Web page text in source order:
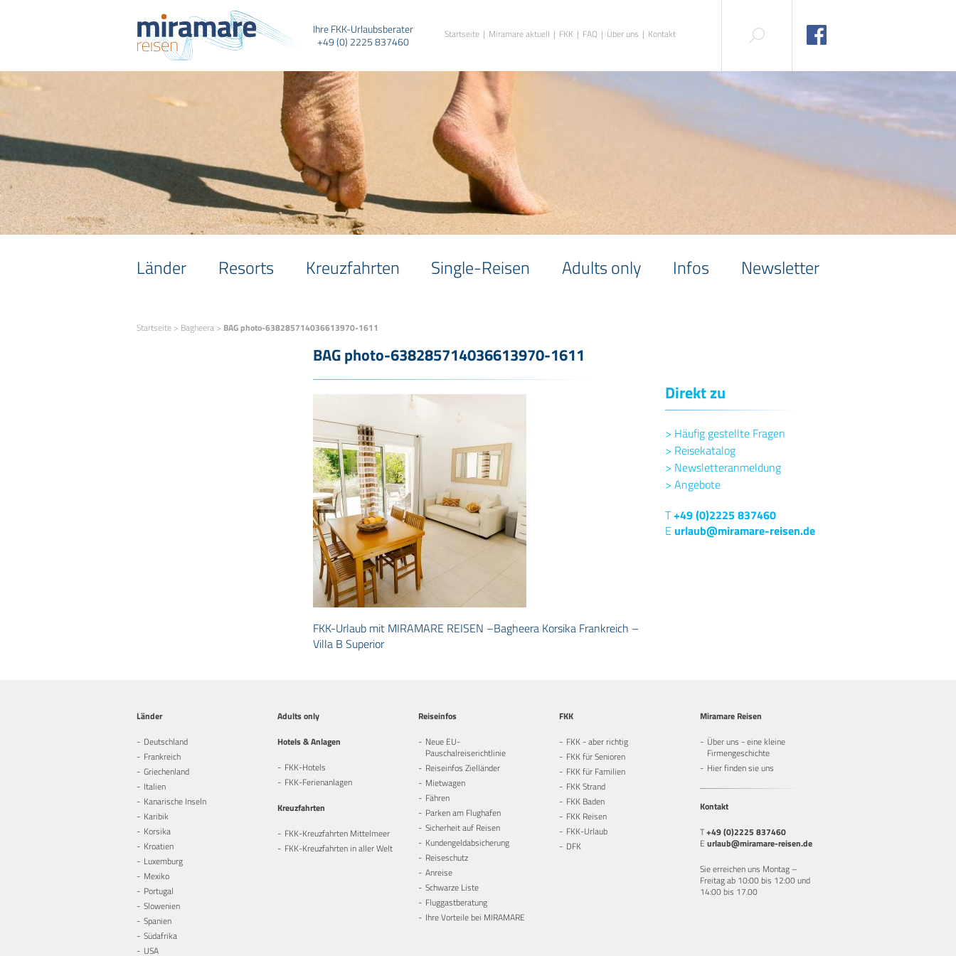
Ihre FKK-Urlaubsberater
+49 (0) 2225 837460
Startseite Miramare aktuell FKK FAQ Über uns Kontakt
Länder Resorts Kreuzfahrten Single-Reisen Adults only Infos Newsletter
Startseite > Bagheera > BAG photo-638285714036613970-1611
BAG photo-638285714036613970-1611
FKK-Urlaub mit MIRAMARE REISEN –Bagheera Korsika Frankreich –
Villa B Superior
Direkt zu
> Häufig gestellte Fragen
> Reisekatalog
> Newsletteranmeldung
> Angebote
T+49 (0)2225 837460
E urlaub@miramare-reisen.de
Länder
Deutschland
Frankreich
Griechenland
Italien
Kanarische Inseln
Karibik
Korsika
Kroatien
Luxemburg
Mexiko
Portugal
Slowenien
Spanien
Südafrika
USA
Adults only
Hotels & Anlagen
FKK-Hotels
FKK-Ferienanlagen
Kreuzfahrten
FKK-Kreuzfahrten Mittelmeer
FKK-Kreuzfahrten in aller Welt
Reiseinfos
Neue EU-
Pauschalreiserichtlinie
Reiseinfos Zielländer
Mietwagen
Fähren
Parken am Flughafen
Sicherheit auf Reisen
Kundengeldabsicherung
Reiseschutz
Anreise
Schwarze Liste
Fluggastberatung
Ihre Vorteile bei MIRAMARE
FKK
FKK - aber richtig
FKK für Senioren
FKK für Familien
FKK Strand
FKK Baden
FKK Reisen
FKK-Urlaub
DFK
Miramare Reisen
Über uns - eine kleine
Firmengeschichte
Hier finden sie uns
Kontakt
T+49 (0)2225 837460
E urlaub@miramare-reisen.de
Sie erreichen uns Montag –
Freitag ab 10:00 bis 12:00 und
14:00 bis 17.00